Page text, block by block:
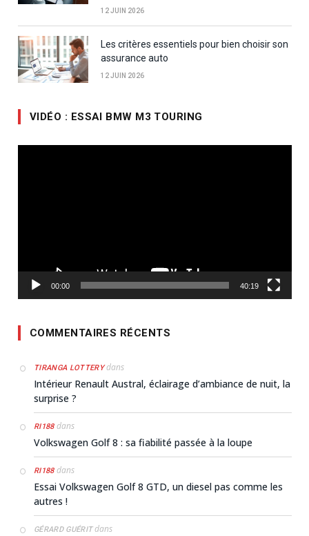
12 JUIN 2026
Les critères essentiels pour bien choisir son
assurance auto
12 JUIN 2026
VIDÉO : ESSAI BMW M3 TOURING
00:00 40:19
COMMENTAIRES RÉCENTS
TIRANGA LOTTERYdans
Intérieur Renault Austral, éclairage d’ambiance de nuit, la
surprise ?
RI188dans
Volkswagen Golf 8 : sa fiabilité passée à la loupe
RI188dans
Essai Volkswagen Golf 8 GTD, un diesel pas comme les
autres !
GÉRARD GUÉRITdans